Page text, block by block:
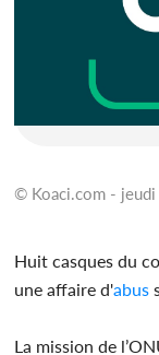
© Koaci.com -
Huit casques du
une affaire d'abus
La mission de